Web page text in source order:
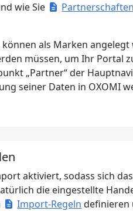
wie Sie
als Marken
müssen, um Ihr Portal
„Partner“ der
seiner Daten in OXOMI
aktiviert, sodass sich
die eingestellte
Import-Regeln definieren